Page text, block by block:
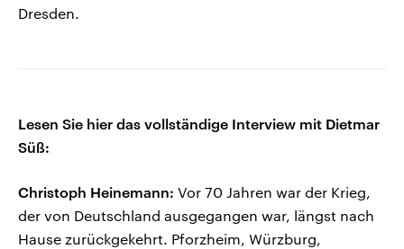
Dresden.
Lesen Sie hier das vollständige Interview mit Dietmar
Süß:
Christoph Heinemann: Vor 70 Jahren war der Krieg,
der von Deutschland ausgegangen war, längst nach
Hause zurückgekehrt. Pforzheim, Würzburg,